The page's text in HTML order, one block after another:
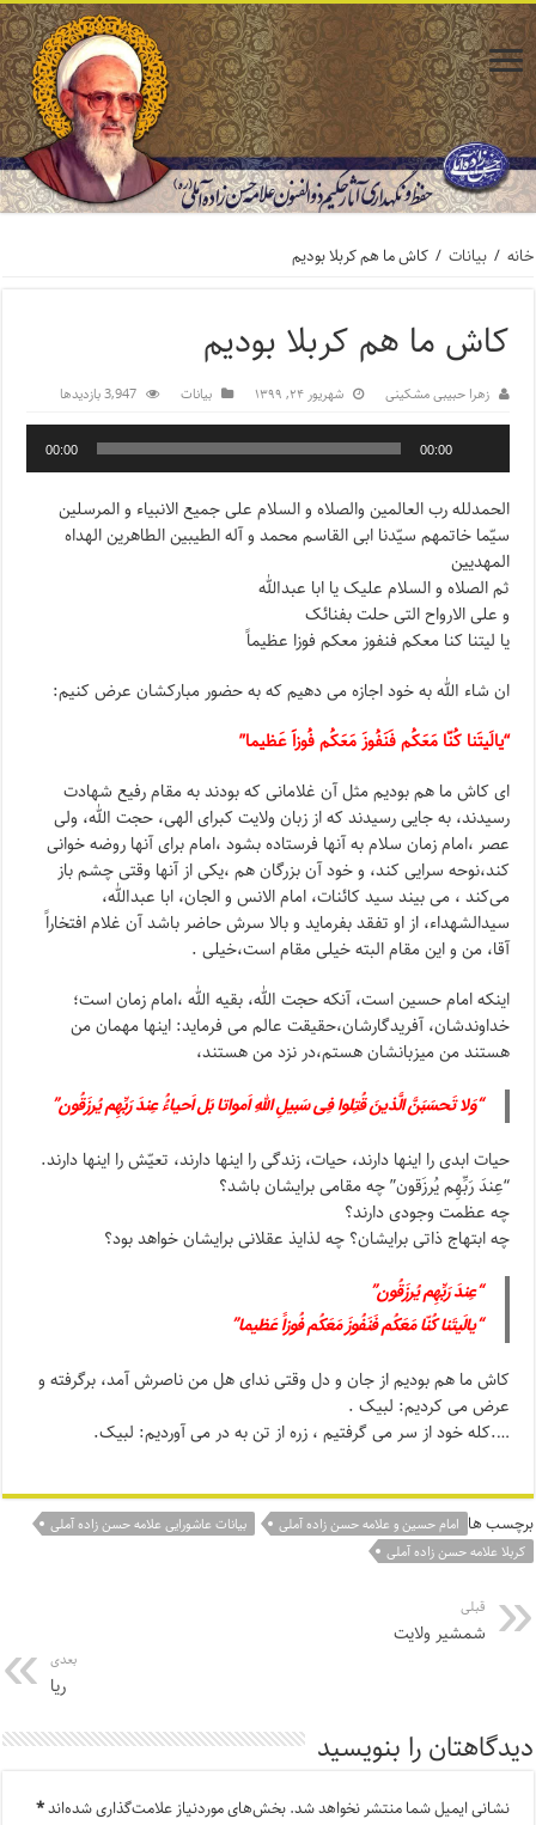
خانه / بیانات / کاش ما هم کربلا بودیم
کاش ما هم کربلا بودیم
زهرا حبیبی مشکینی شهریور ۲۴, ۱۳۹۹ بیانات 3,947 بازدیدها
00:00
00:00
الحمدلله رب العالمین والصلاه و السلام علی جمیع الانبیاء و المرسلین
سیّما خاتمهم سیّدنا ابی القاسم محمد و آله الطیبین الطاهرین الهداه
المهدیین
ثم الصلاه و السلام علیک یا ابا عبدالله
و علی الارواح التی حلت بفنائک
یا لیتنا کنا معکم فنفوز معکم فوزا عظیماً
ان شاء الله به خود اجازه می دهیم که به حضور مبارکشان عرض کنیم:
“یالَیتَنا کُنّا مَعَکُم فَنَفُوزَ مَعَکُم فُوزاََ عَظیما”
ای کاش ما هم بودیم مثل آن غلامانی که بودند به مقام رفیع شهادت
رسیدند، به جایی رسیدند که از زبان ولایت کبرای الهی، حجت الله، ولی
عصر ،امام زمان سلام به آنها فرستاده بشود ،امام برای آنها روضه خوانی
کند،نوحه سرایی کند، و خود آن بزرگان هم ،یکی از آنها وقتی چشم باز
می‌کند ، می بیند سید کائنات، امام الانس و الجان، ابا عبدالله،
سیدالشهداء، از او تفقد بفرماید و بالا سرش حاضر باشد آن غلام افتخاراً
آقا، من و این مقام البته خیلی مقام است،خیلی .
اینکه امام حسین است، آنکه حجت الله، بقیه الله ،امام زمان است؛
خداوندشان، آفریدگارشان،حقیقت عالم می فرماید: اینها مهمان من
هستند من میزبانشان هستم،در نزد من هستند،
“وَلا تَحسَبَنَّ الَّذینَ قُتِلوا فِی سَبیلِ اللهِ اَمواتا بَل اَحیاءُُ عِندَ رَبِّهِم یُرزَقُون”
حیات ابدی را اینها دارند، حیات، زندگی را اینها دارند، تعیّش را اینها دارند.
“عِندَ رَبِّهِم یُرزَقون” چه مقامی برایشان باشد؟
چه عظمت وجودی دارند؟
چه ابتهاج ذاتی برایشان؟ چه لذایذ عقلانی برایشان خواهد بود؟
“عِندَ رَبِّهِم یُرزَقُون”
“یالَیتَنا کُنّا مَعَکُم فَنَفُوزَ مَعَکُم فُوزاََ عَظیما”
کاش ما هم بودیم از جان و دل وقتی ندای هل من ناصرش آمد، برگرفته و
عرض می کردیم: لبیک .
….کله خود از سر می گرفتیم ، زره از تن به در می آوردیم: لبیک.
برچسب ها امام حسین و علامه حسن زاده آملی
بیانات عاشورایی علامه حسن زاده آملی
کربلا علامه حسن زاده آملی
قبلی
شمشیر ولایت
بعدی
ریا
دیدگاهتان را بنویسید
نشانی ایمیل شما منتشر نخواهد شد.بخش‌های موردنیاز علامت‌گذاری شده‌اند*